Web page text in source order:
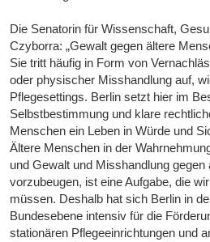
Die Senatorin für Wissenschaft,
Czyborra: „Gewalt gegen ältere
Sie tritt häufig in Form von
oder physischer Misshandlung auf,
Pflegesettings. Berlin setzt hier im
Selbstbestimmung und klare
Menschen ein Leben in Würde und
Ältere Menschen in der
und Gewalt und Misshandlung
vorzubeugen, ist eine Aufgabe, die
müssen. Deshalb hat sich Berlin in
Bundesebene intensiv für die
stationären Pflegeeinrichtungen und